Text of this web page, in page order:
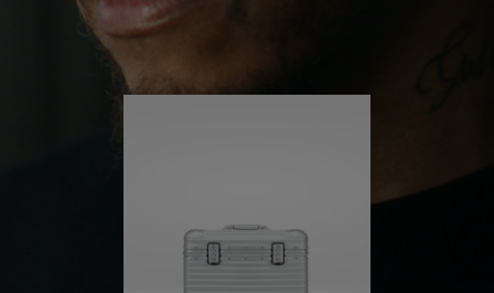
anderen Ortes und davon, was er dort erlebt hat.